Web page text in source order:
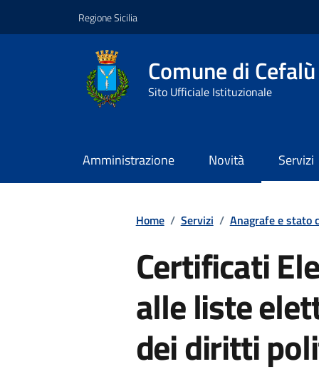
Regione Sicilia
Comune di Cefalù
Sito Ufficiale Istituzionale
Amministrazione Novità Servizi
Home / Servizi / Anagrafe e stato
Certificati
alle liste
dei diritti